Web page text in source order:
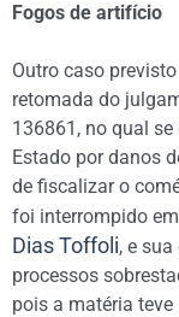
Fogos de artifício
Outro caso
retomada do
136861, no qual
Estado por danos
de fiscalizar o
foi interrompido
Dias Toffoli, e
processos
pois a matéria